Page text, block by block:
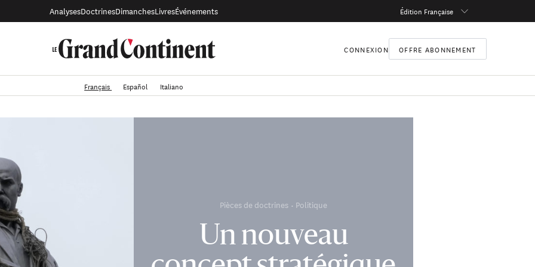
AnalysesDoctrinesDimanchesLivresÉvénements Édition Française
CONNEXION OFFRE ABONNEMENT
Français Español Italiano
Un nouveau
Pièces de doctrines Politique